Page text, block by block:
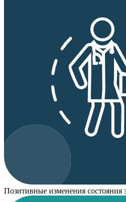
Позитивные изменения состояния